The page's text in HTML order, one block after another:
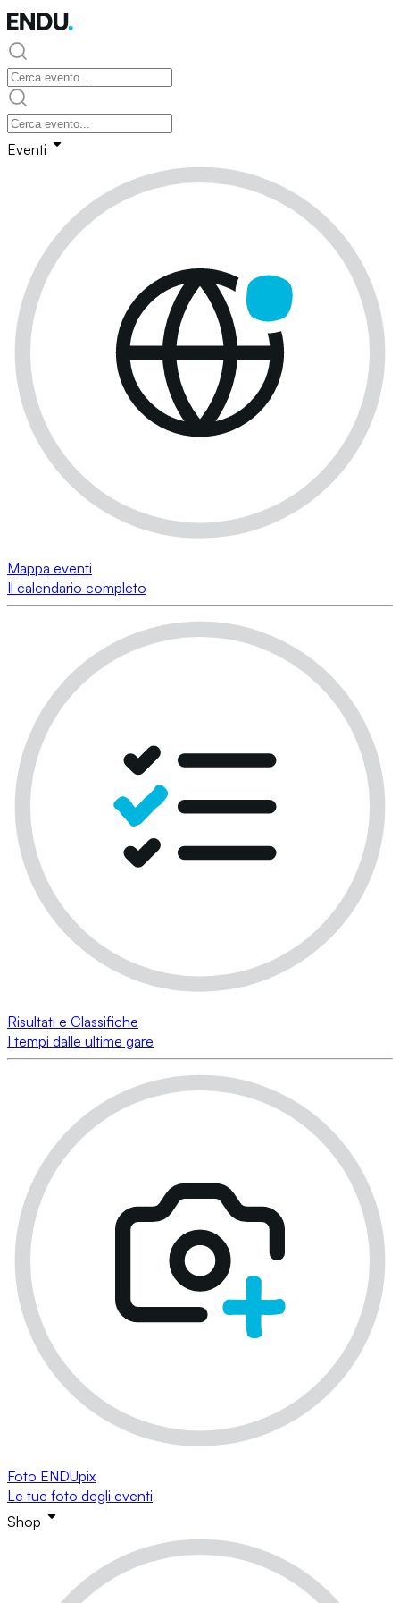
Eventi
Mappa eventi
Il calendario completo
Risultati e Classifiche
I tempi dalle ultime gare
Foto ENDUpix
Le tue foto degli eventi
Shop